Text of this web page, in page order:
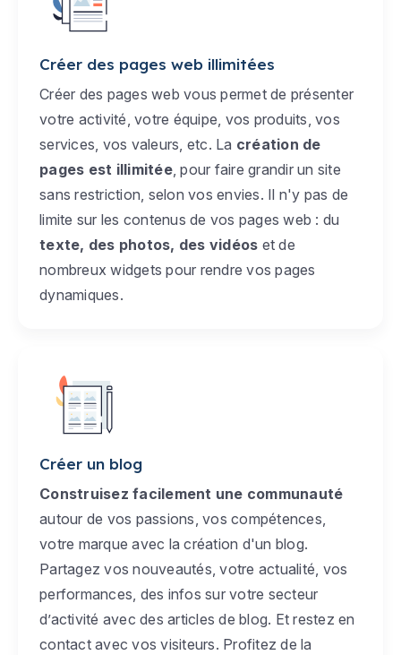
Créer des pages web illimitées
Créer des pages web vous permet de présenter
votre activité, votre équipe, vos produits, vos
services, vos valeurs, etc. La création de
pages est illimitée, pour faire grandir un site
sans restriction, selon vos envies. Il n'y pas de
limite sur les contenus de vos pages web : du
texte, des photos, des vidéos et de
nombreux widgets pour rendre vos pages
dynamiques.
Créer un blog
Construisez facilement une communauté
autour de vos passions, vos compétences,
votre marque avec la création d'un blog.
Partagez vos nouveautés, votre actualité, vos
performances, des infos sur votre secteur
d’activité avec des articles de blog. Et restez en
contact avec vos visiteurs. Profitez de la